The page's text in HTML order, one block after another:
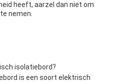
heeft, aarzel dan niet om
nemen.
isolatiebord?
is een soort elektrisch